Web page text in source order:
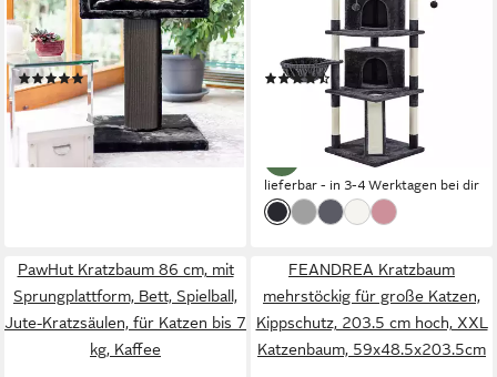
Kratzbaum, 19cm Sisalsäule
für große Katzen
(19)
99,90 €
lieferbar - in 7-9 Werktagen bei dir
& Katzenhaus & Kratzbrett &
3 Plüschbälle
(40)
UVP159,99 €
lieferbar - in 3-4 Werktagen bei dir
PawHut Kratzbaum 86 cm, mit
Sprungplattform, Bett, Spielball,
Jute-Kratzsäulen, für Katzen bis 7
kg, Kaffee
FEANDREA Kratzbaum
mehrstöckig für große Katzen,
Kippschutz, 203.5 cm hoch, XXL
Katzenbaum, 59x48.5x203.5cm